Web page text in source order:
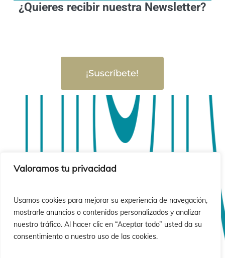
Valoramos tu privacidad
Usamos cookies para mejorar su experiencia de navegación,
mostrarle anuncios o contenidos personalizados y analizar
nuestro tráfico. Al hacer clic en “Aceptar todo” usted da su
consentimiento a nuestro uso de las cookies.
¿Quieres recibir nuestra Newsletter?
¡Suscríbete!